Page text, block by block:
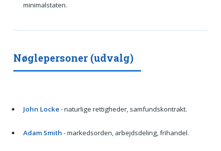
minimalstaten.
Nøglepersoner (udvalg)
John Locke- naturlige rettigheder, samfundskontrakt.
Adam Smith - markedsorden, arbejdsdeling, frihandel.